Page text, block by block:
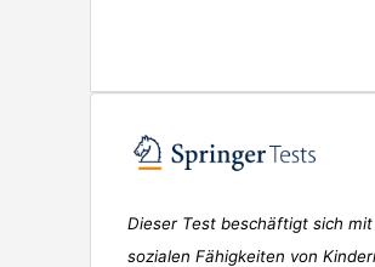
Dieser Test beschäftigt sich mit
sozialen Fähigkeiten von